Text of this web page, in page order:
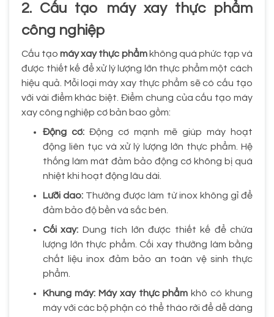
2. Cấu tạo máy xay thực phẩm
công nghiệp
Cấu tạomáy xay thực phẩmkhông quá phức tạp và
được thiết kế để xử lý lượng lớn thực phẩm một cách
hiệu quả. Mỗi loại máy xay thực phẩm sẽ có cấu tạo
với vài điểm khác biệt. Điểm chung của cấu tạo máy
xay công nghiệp cơ bản bao gồm:
Động cơ: Động cơ mạnh mẽ giúp máy hoạt
động liên tục và xử lý lượng lớn thực phẩm. Hệ
thống làm mát đảm bảo động cơ không bị quá
nhiệt khi hoạt động lâu dài.
Lưỡi dao: Thường được làm từ inox không gỉ để
đảm bảo độ bền và sắc bén.
Cối xay: Dung tích lớn được thiết kế để chứa
lượng lớn thực phẩm. Cối xay thường làm bằng
chất liệu inox đảm bảo an toàn vệ sinh thực
phẩm.
Khung máy: Máy xay thực phẩm khô có khung
máy với các bộ phận có thể tháo rời để dễ dàng